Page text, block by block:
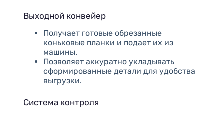
Выходной конвейер
Получает готовые обрезанные
коньковые планки и подает их из
машины.
Позволяет аккуратно укладывать
сформированные детали для удобства
выгрузки.
Система контроля